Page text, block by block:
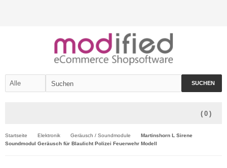
SUCHEN
( 0 )
Startseite Elektronik Geräusch / Soundmodule
Martinshorn L Sirene
Soundmodul Geräusch für Blaulicht Polizei Feuerwehr Modell